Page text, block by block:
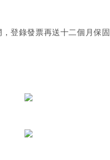
登錄發票再送十二個月保固